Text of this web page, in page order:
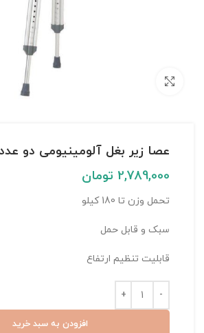
عصا زیر بغل آلومینیومی دو
2,789,000 تومان
تحمل وزن تا 180 کیلو
سبک و قابل حمل
قابلیت تنظیم ارتفاع
افزودن به سبد خرید